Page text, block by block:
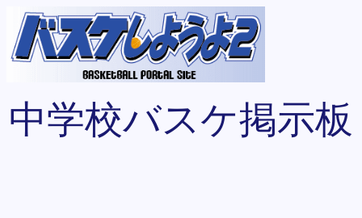
中学校バスケ掲示板